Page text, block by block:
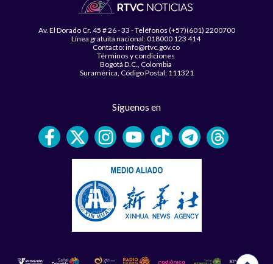
Av. El Dorado Cr. 45 # 26 - 33 - Teléfonos (+57)(601) 2200700
Línea gratuita nacional: 018000 123 414
Contacto: info@rtvc.gov.co
Términos y condiciones
Bogotá D.C., Colombia
Suramérica, Código Postal: 111321
Síguenos en